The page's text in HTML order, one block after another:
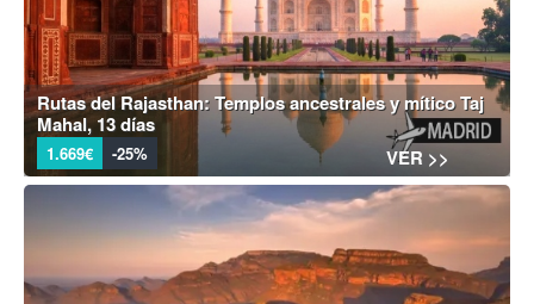
Rutas del Rajasthan: Templos ancestrales y mítico Taj
Mahal, 13 días
1.669€ -25% VER >>